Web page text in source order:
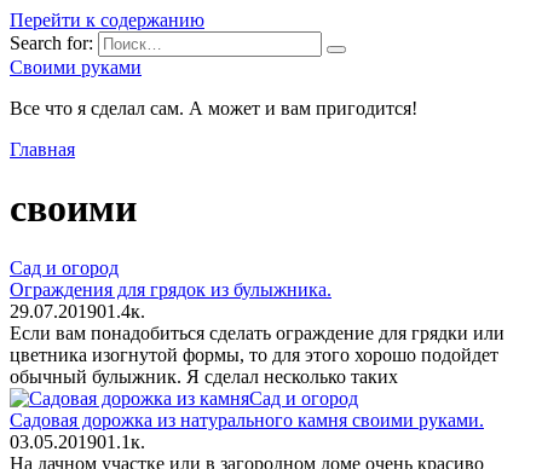
Перейти к содержанию
Search for:
Своими руками
Все что я сделал сам. А может и вам пригодится!
Главная
своими
Сад и огород
Ограждения для грядок из булыжника.
29.07.201901.4к.
Если вам понадобиться сделать ограждение для грядки или
цветника изогнутой формы, то для этого хорошо подойдет
обычный булыжник. Я сделал несколько таких
Сад и огород
Садовая дорожка из натурального камня своими руками.
03.05.201901.1к.
На дачном участке или в загородном доме очень красиво